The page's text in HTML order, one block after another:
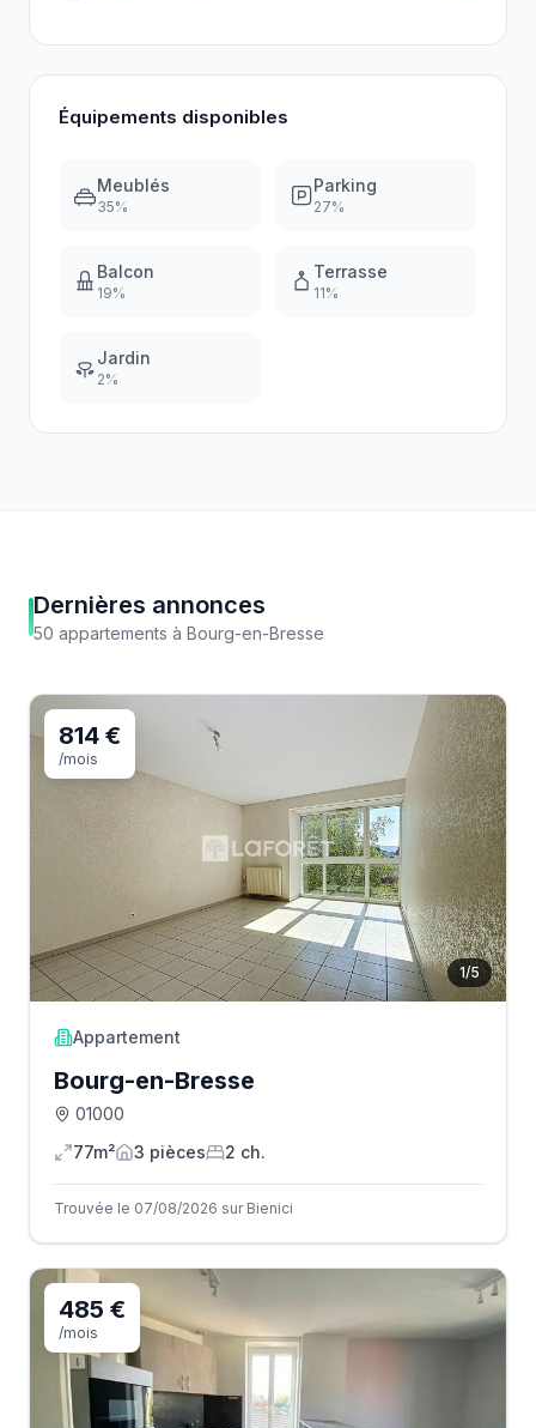
Équipements disponibles
Meublés
35%
Parking
27%
Balcon
19%
Terrasse
11%
Jardin
2%
Dernières annonces
50 appartements à Bourg-en-Bresse
1/5
814 €
/mois
Appartement
Bourg-en-Bresse
01000
77m²
3 pièces 2 ch.
Trouvée le 07/08/2026 sur Bienici
485 €
/mois